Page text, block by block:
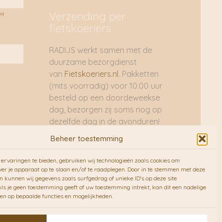
Beheer toestemming
te bieden, gebruiken wij technologieën zoals cookies om
je apparaat op te slaan en/of te raadplegen. Door in te stemmen met deze
kunnen wij gegevens zoals surfgedrag of unieke ID's op deze site
je geen toestemming geeft of uw toestemming intrekt, kan dit een nadelige
op bepaalde functies en mogelijkheden.
Verzending per
fietskoeriers
RADIJS werkt samen met de
duurzame bezorgdienst
van Fietskoeriers.nl . Pakketten
(mits voorradig) voor 10.00 uur
besteld op een doordeweekse
dag, bezorgen zij soms nog op
dezelfde dag in de avonduren!
Brievenbuspakjes de volgende
dag. En waar mogelijk ook echt
op de fiets!!